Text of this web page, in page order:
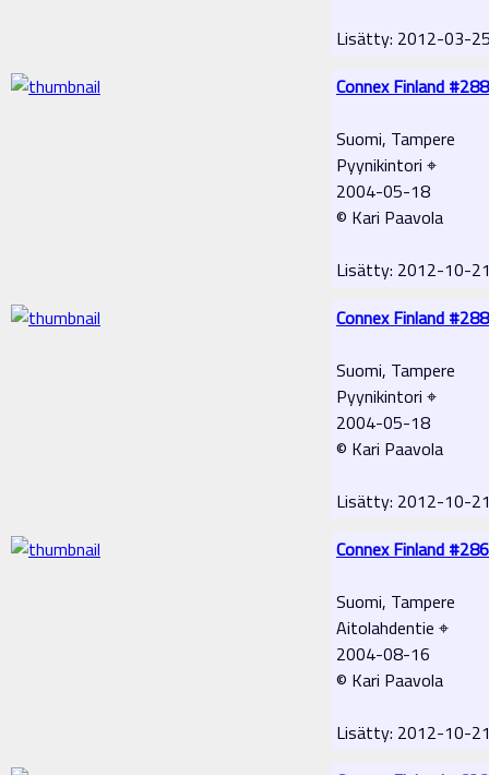
Lisätty: 2012-03-
Connex Finland #288
Suomi, Tampere
Pyynikintori ⌖
2004-05-18
© Kari Paavola
Lisätty: 2012-10-
Connex Finland #288
Suomi, Tampere
Pyynikintori ⌖
2004-05-18
© Kari Paavola
Lisätty: 2012-10-
Connex Finland #286
Suomi, Tampere
Aitolahdentie ⌖
2004-08-16
© Kari Paavola
Lisätty: 2012-10-